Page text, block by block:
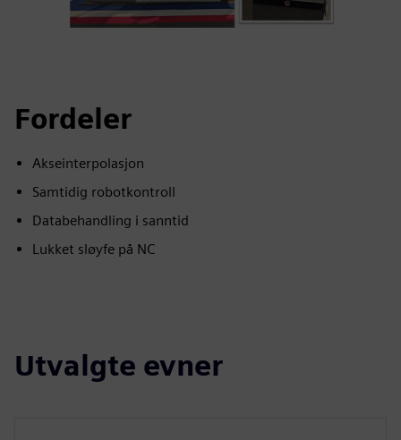
Fordeler
Akseinterpolasjon
Samtidig robotkontroll
Databehandling i sanntid
Lukket sløyfe på NC
Utvalgte evner